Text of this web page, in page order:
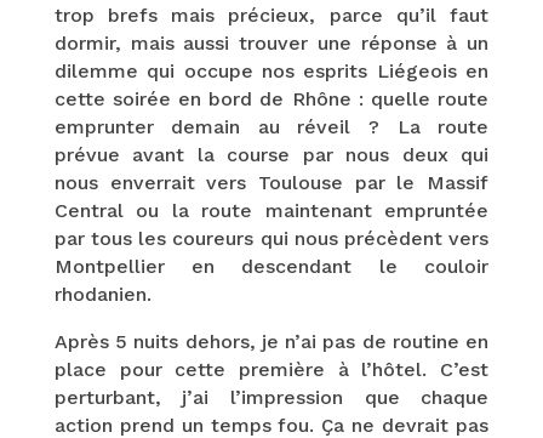
trop brefs mais précieux, parce qu’il faut
dormir, mais aussi trouver une réponse à un
dilemme qui occupe nos esprits Liégeois en
cette soirée en bord de Rhône : quelle route
emprunter demain au réveil ? La route
prévue avant la course par nous deux qui
nous enverrait vers Toulouse par le Massif
Central ou la route maintenant empruntée
par tous les coureurs qui nous précèdent vers
Montpellier en descendant le couloir
rhodanien.
Après 5 nuits dehors, je n’ai pas de routine en
place pour cette première à l’hôtel. C’est
perturbant, j’ai l’impression que chaque
action prend un temps fou. Ça ne devrait pas